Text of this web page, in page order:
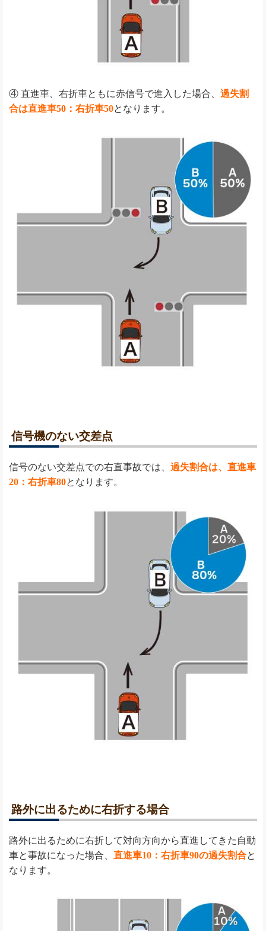
④ 直進車、右折車ともに赤信号で進入した場合、 過失割
合は直進車50：右折車50となります。
信号機のない交差点
信号のない交差点での右直事故では、 過失割合は、 直進車
20：右折車80となります。
路外に出るために右折する場合
路外に出るために右折して対向方向から直進してきた自動
車と事故になった場合、 直進車10：右折車90の過失割合と
なります。